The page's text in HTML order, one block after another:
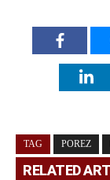
TAG POREZ
RELATED